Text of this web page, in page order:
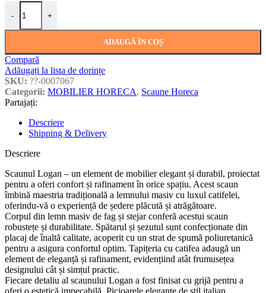
-
Cantitate Scaun LOGAN Emilia 15 Italian Leg
+
ADAUGĂ ÎN COȘ
Compară
Adăugați la lista de dorințe
SKU: ??-0007067
Categorii: MOBILIER HORECA, Scaune Horeca
Partajați:
Descriere
Shipping & Delivery
Descriere
Scaunul Logan – un element de mobilier elegant și durabil, proiectat
pentru a oferi confort și rafinament în orice spațiu. Acest scaun
îmbină maestria tradițională a lemnului masiv cu luxul catifelei,
oferindu-vă o experiență de ședere plăcută și atrăgătoare.
Corpul din lemn masiv de fag și stejar conferă acestui scaun
robustețe și durabilitate. Spătarul și șezutul sunt confecționate din
placaj de înaltă calitate, acoperit cu un strat de spumă poliuretanică
pentru a asigura confortul optim. Tapițeria cu catifea adaugă un
element de eleganță și rafinament, evidențiind atât frumusețea
designului cât și simțul practic.
Fiecare detaliu al scaunului Logan a fost finisat cu grijă pentru a